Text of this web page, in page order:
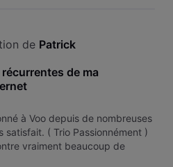
de Patrick
de ma
à Voo depuis de nombreuses
satisfait. ( Trio Passionnément )
vraiment beaucoup de